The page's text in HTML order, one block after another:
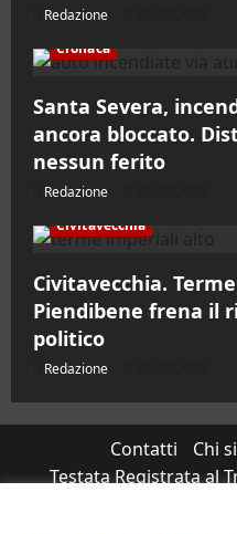
Redazione
Cronaca
Santa Severa,
ancora bloccato.
nessun ferito
Redazione
Civitavecchia
Civitavecchia.
Piendibene frena il
politico
Redazione
Contatti Chi
Testata Registrata al